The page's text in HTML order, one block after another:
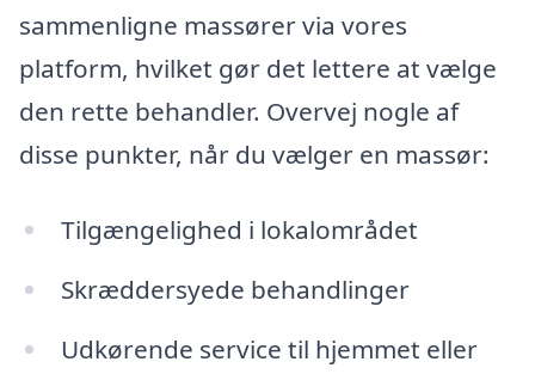
sammenligne massører via vores
platform, hvilket gør det lettere at vælge
den rette behandler. Overvej nogle af
disse punkter, når du vælger en massør:
Tilgængelighed i lokalområdet
Skræddersyede behandlinger
Udkørende service til hjemmet eller